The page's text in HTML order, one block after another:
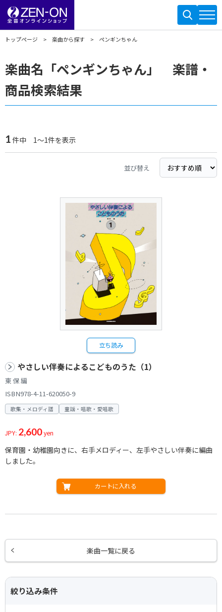
トップページ 楽曲から探す ペンギンちゃん
楽曲名「ペンギンちゃん」 楽譜・
商品検索結果
1 件中 1～1件を表示
並び替え
立ち読み
やさしい伴奏によるこどものうた（1）
東 保 編
ISBN978-4-11-620050-9
歌集・メロディ譜 童謡・唱歌・愛唱歌
JPY: 2,600yen
保育園・幼稚園向きに、右手メロディー、左手やさしい伴奏に編曲
しました。
カートに入れる
楽曲一覧に戻る
絞り込み条件